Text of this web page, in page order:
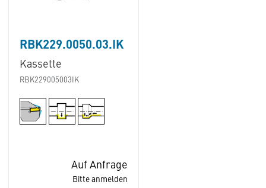
RBK229.0050.03.IK
Kassette
RBK229005003IK
Auf Anfrage
Bitte anmelden